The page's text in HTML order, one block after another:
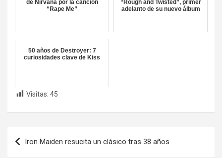
de Nirvana por la canción
“Rape Me”
“Rough and Twisted”, primer
adelanto de su nuevo álbum
50 años de Destroyer: 7
curiosidades clave de Kiss
Visitas: 45
Navegación
de
Iron Maiden resucita un clásico tras 38 años